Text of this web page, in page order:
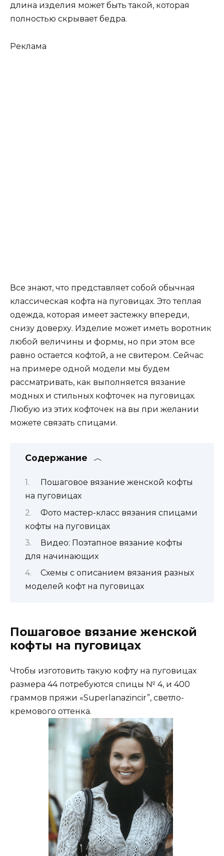
длина изделия может быть такой, которая
полностью скрывает бедра.
Реклама
Все знают, что представляет собой обычная
классическая кофта на пуговицах. Это теплая
одежда, которая имеет застежку впереди,
снизу доверху. Изделие может иметь воротник
любой величины и формы, но при этом все
равно остается кофтой, а не свитером. Сейчас
на примере одной модели мы будем
рассматривать, как выполняется вязание
модных и стильных кофточек на пуговицах.
Любую из этих кофточек на вы при желании
можете связать спицами.
Содержание
Пошаговое вязание женской кофты
на пуговицах
Фото мастер-класс вязания спицами
кофты на пуговицах
Видео: Поэтапное вязание кофты
для начинающих
Схемы с описанием вязания разных
моделей кофт на пуговицах
Пошаговое вязание женской
кофты на пуговицах
Чтобы изготовить такую кофту на пуговицах
размера 44 потребуются спицы № 4, и 400
граммов пряжи «Superlanazincir”, светло-
кремового оттенка.